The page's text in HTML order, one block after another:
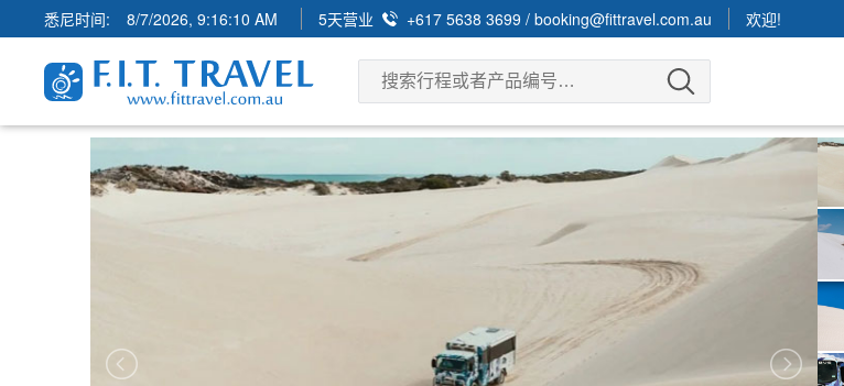
悉尼时间: 8/7/2026, 9:16:12 AM 5天营业 +617 5638 3699 /booking@fittravel.com.au 欢迎!